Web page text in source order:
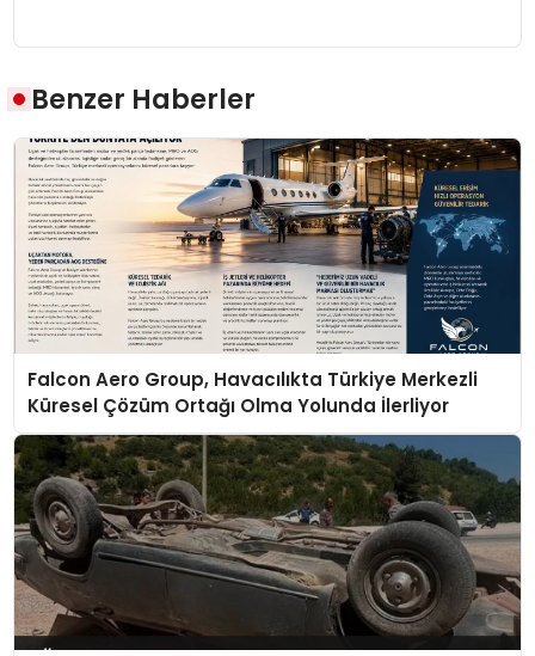
Benzer Haberler
Falcon Aero Group, Havacılıkta Türkiye Merkezli
Küresel Çözüm Ortağı Olma Yolunda İlerliyor